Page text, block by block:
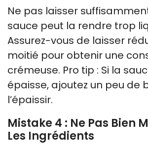
Ne pas laisser
sauce peut la rendre trop
Assurez-vous de laisser
moitié pour obtenir une
crémeuse. Pro tip : Si la
épaisse, ajoutez un peu de
l’épaissir.
Mistake 4 : Ne Pas Bien
Les Ingrédients